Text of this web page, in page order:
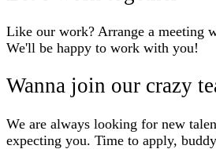
Like our work? Arrange a meeting
We'll be happy to work with you!
Wanna join our crazy
We are always looking for new
expecting you. Time to apply,